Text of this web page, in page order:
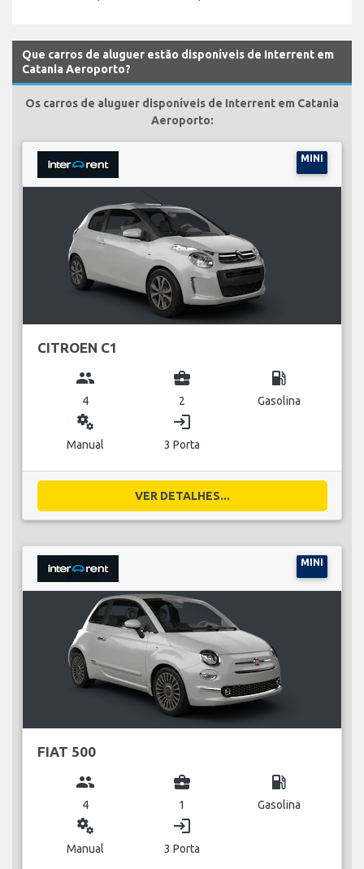
Que carros de aluguer estão disponíveis de Interrent em
Catania Aeroporto?
Os carros de aluguer disponíveis de Interrent em Catania
Aeroporto:
MINI
CITROEN C1
group
4
business_center
2
local_gas_station
Gasolina
miscellaneous_services
Manual
login
3 Porta
VER DETALHES...
MINI
FIAT 500
group
4
business_center
1
local_gas_station
Gasolina
miscellaneous_services
Manual
login
3 Porta